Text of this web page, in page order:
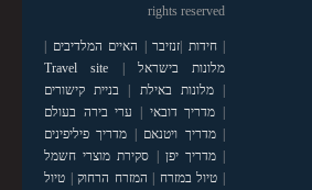
rights reserved
|חידות |זנזיבר | האיים המלדיבים |
מלונות בישראל |
Travel site
|מלונות באילת | בניית קישורים
| מדריך דובאי | ערי בירה בעולם
|מדריך ויטנאם | מדריך פיליפינים
|מדריך יפן | סקירת מוצרי חשמל
| טיול במזרח | המזרח הרחוק| טיול